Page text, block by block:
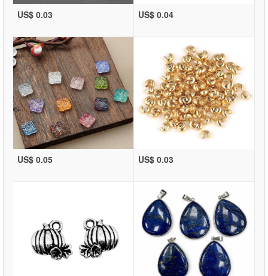
US$ 0.03 US$ 0.04
US$ 0.05 US$ 0.03